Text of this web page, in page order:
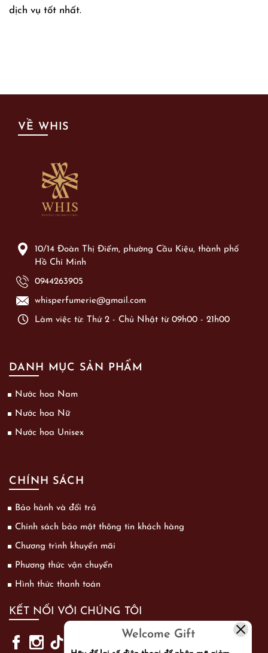
dịch vụ tốt nhất.
VỀ WHIS
10/14 Đoàn Thị Điểm, phường Cầu Kiệu, thành phố
Hồ Chí Minh
0944263905
whisperfumerie@gmail.com
Làm việc từ: Thứ 2 - Chủ Nhật từ 09h00 - 21h00
DANH MỤC SẢN PHẨM
Nước hoa Nam
Nước hoa Nữ
Nước hoa Unisex
CHÍNH SÁCH
Bảo hành và đổi trả
Chính sách bảo mật thông tin khách hàng
Chương trình khuyến mãi
Phương thức vận chuyển
Hình thức thanh toán
KẾT NỐI VỚI CHÚNG TÔI
Welcome Gift